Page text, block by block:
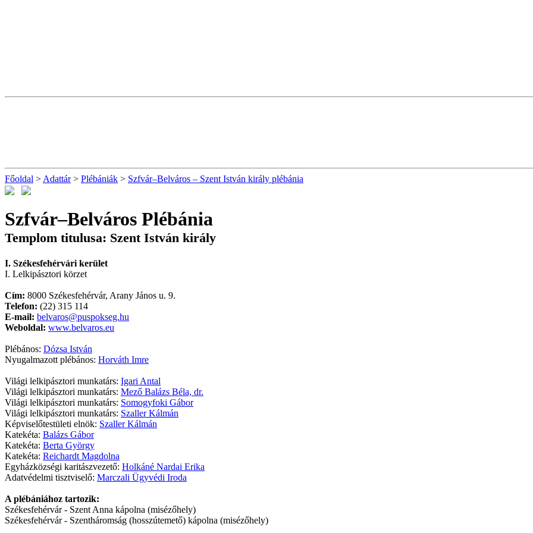
Főoldal > Adattár> Plébániák > Szfvár–Belváros – Szent István király plébánia
Szfvár–Belváros Plébánia
Templom titulusa: Szent István király
I. Székesfehérvári kerület
I. Lelkipásztori körzet
Cím: 8000 Székesfehérvár, Arany János u. 9.
Telefon: (22) 315 114
E-mail: belvaros@puspokseg.hu
Weboldal: www.belvaros.eu
Plébános: Dózsa István
Nyugalmazott plébános: Horváth Imre
Világi lelkipásztori munkatárs: Igari Antal
Világi lelkipásztori munkatárs: Mező Balázs Béla, dr.
Világi lelkipásztori munkatárs: Somogyfoki Gábor
Világi lelkipásztori munkatárs: Szaller Kálmán
Képviselőtestületi elnök: Szaller Kálmán
Katekéta: Balázs Gábor
Katekéta: Berta György
Katekéta: Reichardt Magdolna
Egyházközségi karitászvezető: Holkáné Nardai Erika
Adatvédelmi tisztviselő: Marczali Ügyvédi Iroda
A plébániához tartozik:
Székesfehérvár - Szent Anna kápolna (misézőhely)
Székesfehérvár - Szentháromság (hosszútemető) kápolna (misézőhely)